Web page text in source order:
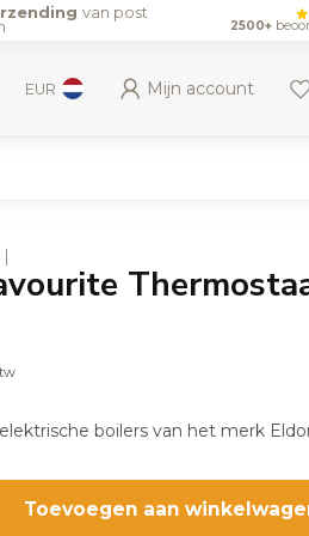
van post
2500+
EUR Mijn account
boilers van het merk
Toevoegen aan